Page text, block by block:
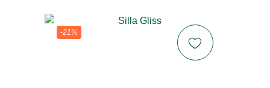
-21%